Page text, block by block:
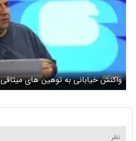
واکنش خیابانی به توهین های میثاقی